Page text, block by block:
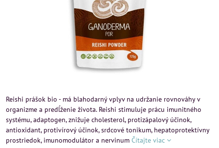
Reishi prášok bio - má blahodarný vplyv na udržanie rovnováhy v
organizme a predĺženie života. Reishi stimuluje prácu imunitného
systému, adaptogen, znižuje cholesterol, protizápalový účinok,
antioxidant, protivírový účinok, srdcové tonikum, hepatoprotektívny
prostriedok, imunomodulátor a nervinum Čítajte viac